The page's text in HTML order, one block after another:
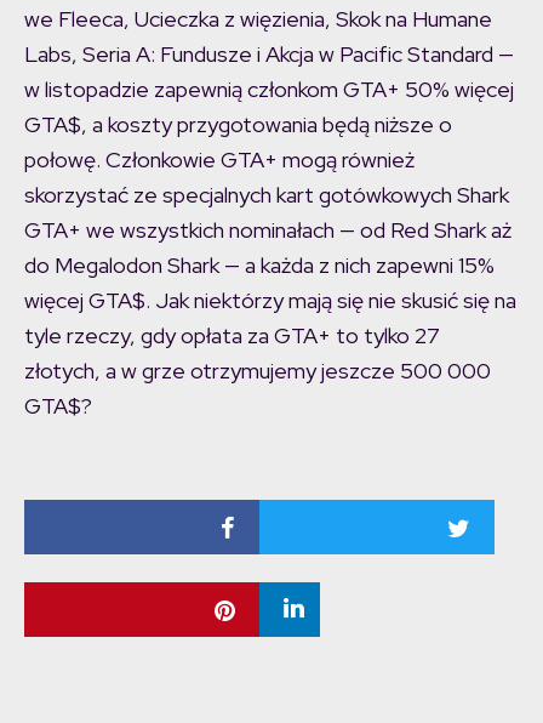
we Fleeca, Ucieczka z więzienia, Skok na Humane
Labs, Seria A: Fundusze i Akcja w Pacific Standard —
w listopadzie zapewnią członkom GTA+ 50% więcej
GTA$, a koszty przygotowania będą niższe o
połowę. Członkowie GTA+ mogą również
skorzystać ze specjalnych kart gotówkowych Shark
GTA+ we wszystkich nominałach — od Red Shark aż
do Megalodon Shark — a każda z nich zapewni 15%
więcej GTA$. Jak niektórzy mają się nie skusić się na
tyle rzeczy, gdy opłata za GTA+ to tylko 27
złotych, a w grze otrzymujemy jeszcze 500 000
GTA$?